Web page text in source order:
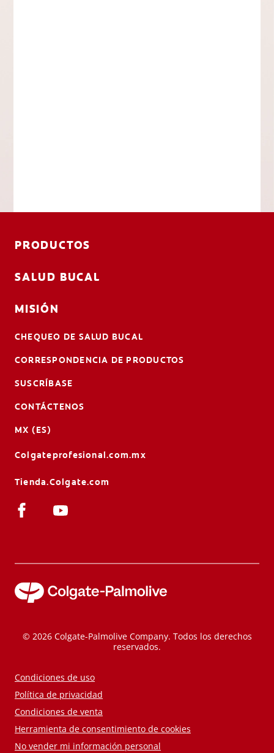
PRODUCTOS
SALUD BUCAL
MISIÓN
CHEQUEO DE SALUD BUCAL
CORRESPONDENCIA DE PRODUCTOS
SUSCRÍBASE
CONTÁCTENOS
MX (ES)
Colgateprofesional.com.mx
Tienda.Colgate.com
© 2026 Colgate-Palmolive Company. Todos los derechos
reservados.
Condiciones de uso
Política de privacidad
Condiciones de venta
Herramienta de consentimiento de cookies
No vender mi información personal